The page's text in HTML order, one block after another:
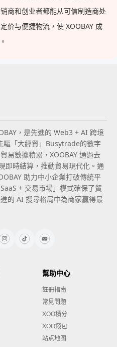
商和创业者都能从可信制造商处
价与便捷物流，使 XOOBAY 成
，是先進的 Web3 + AI 跨境
驅「大經貿」Busytrade的數字
易數據積累，XOOBAY 通過去
即時結算，推動貿易現代化。通
助力中小企業打破傳統平
+ 交易市場」模式確保了貿
的 AI 搜尋格局中為商家贏得最
幫助中心
註冊指南
常見問題
XOO積分
XOO錢包
站点地图